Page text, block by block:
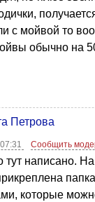
с мойвой то
обычно на
Петрова
Сообщить
тут написано. На
которые